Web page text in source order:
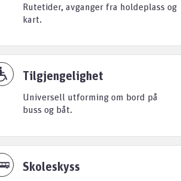
Rutetider, avganger fra holdeplass og
kart.
Tilgjengelighet
Universell utforming om bord på
buss og båt.
Skoleskyss